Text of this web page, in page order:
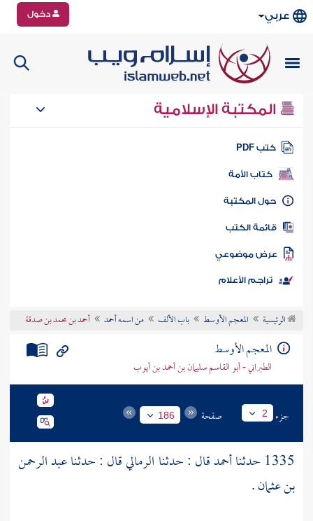
عربي دخول
المكتبة الإسلامية
كتب PDF
كتاب الأمة
المكتبة
الكتب
موضوعي
تراجم الأعلام
الرئيسية المعجم الأوسط باب الألف من اسمه أحمد أحمد بن محمد بن صدقة
المعجم الأوسط
الطبراني - أبو القاسم سليمان بن أحمد بن أيوب
جزء 2 صفحة 186
1335 حدثنا أحمدقال : حدثنا الرماليقال : حدثناعبد الرحمن
بن عثمان.